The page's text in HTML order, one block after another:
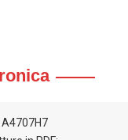
A4707H7